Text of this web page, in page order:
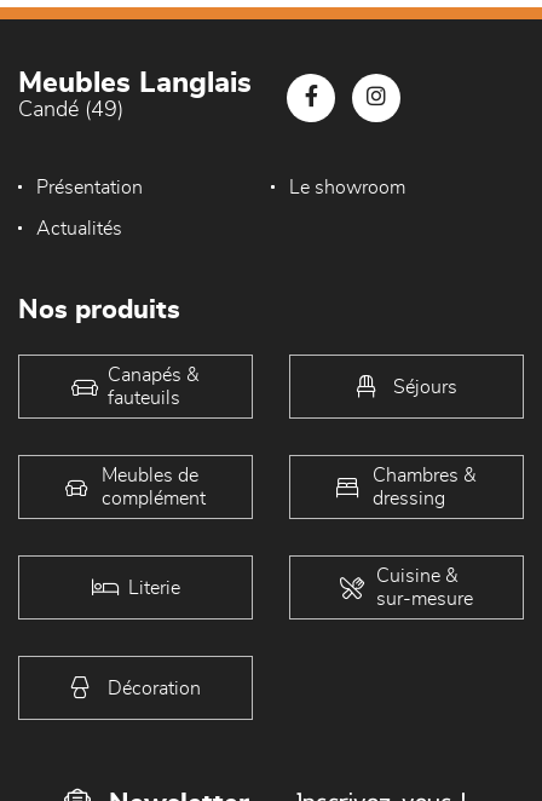
Meubles Langlais
Candé (49)
Présentation Le showroom
Actualités
Nos produits
Canapés &
fauteuils
Séjours
Meubles de
complément
Chambres &
dressing
Literie
Cuisine &
sur-mesure
Décoration